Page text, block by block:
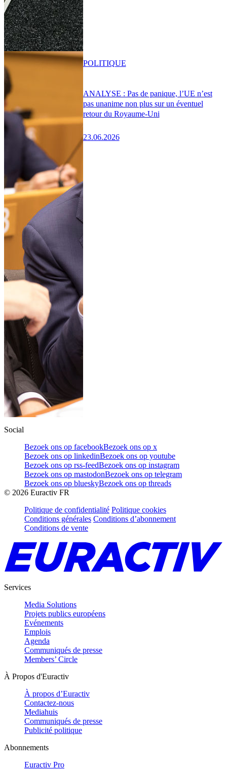
ANALYSE : Pas de panique, l’UE n’est
pas unanime non plus sur un éventuel
retour du Royaume-Uni
23.06.2026
POLITIQUE
Social
Bezoek ons op facebookBezoek ons op x
Bezoek ons op linkedinBezoek ons op youtube
Bezoek ons op rss-feedBezoek ons op instagram
Bezoek ons op mastodonBezoek ons op telegram
Bezoek ons op blueskyBezoek ons op threads
© 2026 Euractiv FR
Politique de confidentialité Politique cookies
Conditions générales Conditions d’abonnement
Conditions de vente
Services
Media Solutions
Projets publics européens
Evénements
Emplois
Agenda
Communiqués de presse
Members’ Circle
À Propos d'Euractiv
À propos d’Euractiv
Contactez-nous
Mediahuis
Communiqués de presse
Publicité politique
Abonnements
Euractiv Pro